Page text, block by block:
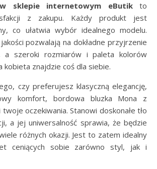
sklepie internetowym eButikto
z zakupu. Każdy produkt jest
co ułatwia wybór idealnego modelu.
pozwalają na dokładne przyjrzenie
a szeroki rozmiarów i paleta kolorów
kobieta znajdzie coś dla siebie.
czy preferujesz klasyczną elegancję,
komfort, bordowa bluzka Mona z
twoje oczekiwania. Stanowi doskonałe tło
a jej uniwersalność sprawia, że będzie
różnych okazji. Jest to zatem idealny
ceniących sobie zarówno styl, jak i